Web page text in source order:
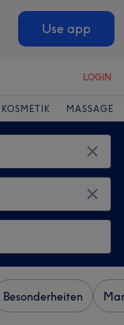
Use app
LOGIN
KOSMETIK MASSAGE
Besonderheiten